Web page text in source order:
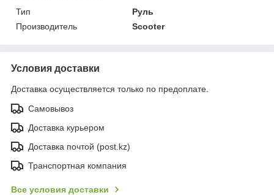
Тип
Руль
Производитель
Scooter
Условия доставки
Доставка осуществляется только по предоплате.
Самовывоз
Доставка курьером
Доставка почтой (post.kz)
Транспортная компания
Все условия доставки